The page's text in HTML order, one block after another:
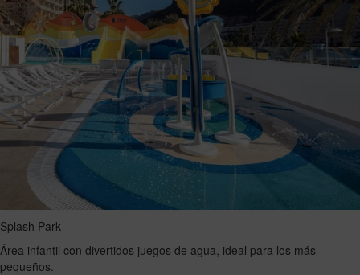
Splash Park
Área infantil con divertidos juegos de agua, ideal para los más
pequeños.